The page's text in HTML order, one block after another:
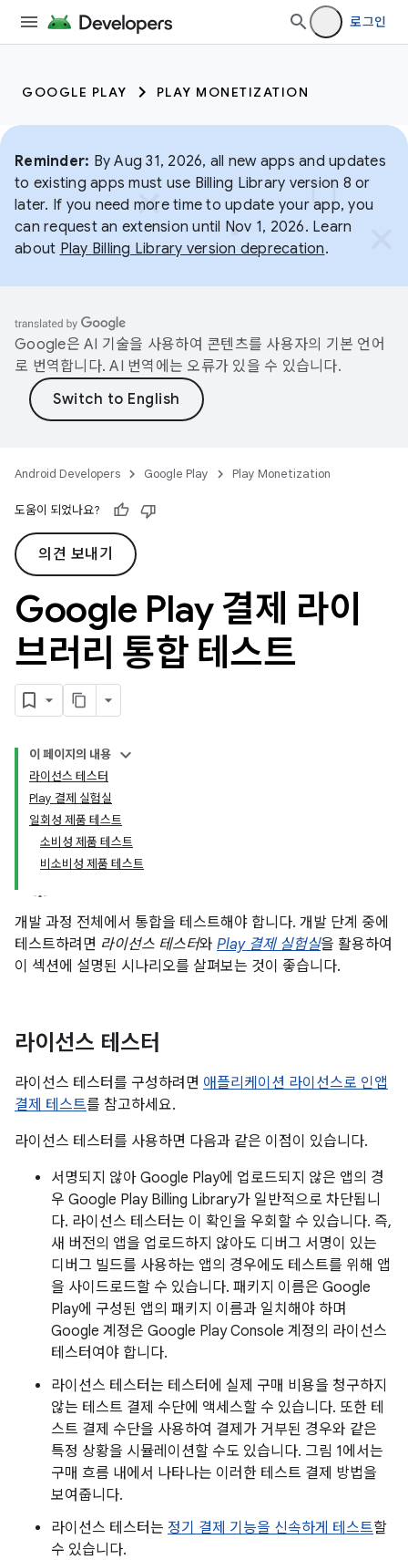
로그인
GOOGLE PLAY PLAY MONETIZATION
Reminder: By Aug 31, 2026, all new apps and updates
to existing apps must use Billing Library version 8 or
later. If you need more time to update your app, you
can request an extension until Nov 1, 2026. Learn
about Play Billing Library version deprecation.
Google은 AI 기술을 사용하여 콘텐츠를 사용자의 기본 언어
로 번역합니다. AI 번역에는 오류가 있을 수 있습니다.
Android Developers Google Play Play Monetization
도움이 되었나요?
의견 보내기
Google Play 결제 라이
브러리 통합 테스트
이 페이지의 내용
라이선스 테스터
Play 결제 실험실
일회성 제품 테스트
소비성 제품 테스트
비소비성 제품 테스트
개발 과정 전체에서 통합을 테스트해야 합니다. 개발 단계 중에
테스트하려면 라이선스 테스터와 Play 결제 실험실을 활용하여
이 섹션에 설명된 시나리오를 살펴보는 것이 좋습니다.
라이선스 테스터
라이선스 테스터를 구성하려면 애플리케이션 라이선스로 인앱
결제 테스트를 참고하세요.
라이선스 테스터를 사용하면 다음과 같은 이점이 있습니다.
서명되지 않아 Google Play에 업로드되지 않은 앱의 경
우 Google Play Billing Library가 일반적으로 차단됩니
다. 라이선스 테스터는 이 확인을 우회할 수 있습니다. 즉,
새 버전의 앱을 업로드하지 않아도 디버그 서명이 있는
디버그 빌드를 사용하는 앱의 경우에도 테스트를 위해 앱
을 사이드로드할 수 있습니다. 패키지 이름은 Google
Play에 구성된 앱의 패키지 이름과 일치해야 하며
Google 계정은 Google Play Console 계정의 라이선스
테스터여야 합니다.
라이선스 테스터는 테스터에 실제 구매 비용을 청구하지
않는 테스트 결제 수단에 액세스할 수 있습니다. 또한 테
스트 결제 수단을 사용하여 결제가 거부된 경우와 같은
특정 상황을 시뮬레이션할 수도 있습니다. 그림 1에서는
구매 흐름 내에서 나타나는 이러한 테스트 결제 방법을
보여줍니다.
라이선스 테스터는 정기 결제 기능을 신속하게 테스트할
수 있습니다.